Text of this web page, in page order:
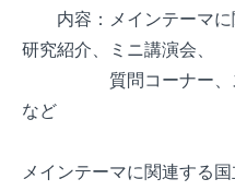
内容：メインテーマに
研究紹介、ミニ講演会、
質問コーナー、スタ
など
メインテーマに関連する